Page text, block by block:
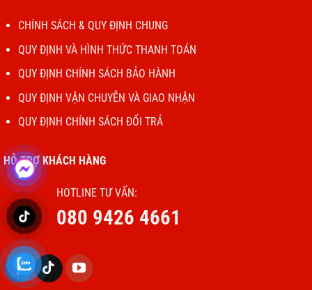
CHÍNH SÁCH & QUY ĐỊNH CHUNG
QUY ĐỊNH VÀ HÌNH THỨC THANH TOÁN
QUY ĐỊNH CHÍNH SÁCH BẢO HÀNH
QUY ĐỊNH VẬN CHUYỄN VÀ GIAO NHẬN
QUY ĐỊNH CHÍNH SÁCH ĐỔI TRẢ
HỖ TRỢ KHÁCH HÀNG
HOTLINE TƯ VẤN:
080 9426 4661